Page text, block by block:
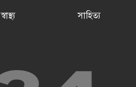
স্বাস্থ্য সাহিত্য